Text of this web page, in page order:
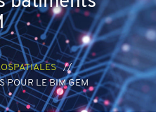
POUR LE BIM GEM